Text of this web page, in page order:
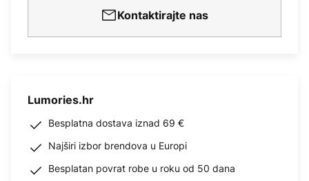
Kontaktirajte nas
Lumories.hr
Besplatna dostava iznad 69 €
Najširi izbor brendova u Europi
Besplatan povrat robe u roku od 50 dana